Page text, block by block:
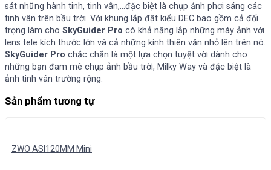
sát những hành tinh, tinh vân,…đặc biệt là chụp ảnh phơi sáng các
tinh vân trên bầu trời. Với khung lắp đặt kiểu DEC bao gồm cả đối
trọng làm cho SkyGuider Pro có khả năng lắp những máy ảnh với
lens tele kích thước lớn và cả những kính thiên văn nhỏ lên trên nó.
SkyGuider Pro chắc chắn là một lựa chọn tuyệt vời dành cho
những bạn đam mê chụp ảnh bầu trời, Milky Way và đặc biệt là
ảnh tinh vân trường rộng.
Sản phẩm tương tự
ZWO ASI120MM Mini